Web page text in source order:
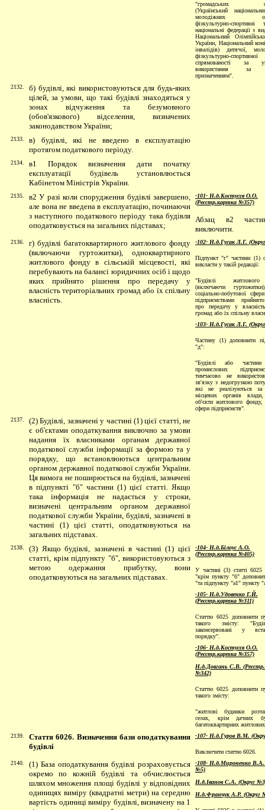
"громадських
(Український
молодіжних
фізкультурно-спортивні
національні федерації з
Національний
України, Національний
інвалідів) дитячої,
фізкультурно-спортивної
спрямованості за
використання за
призначенням".
2132.
б) будівлі, які використовуються для будь-яких
цілей, за умови, що такі будівлі знаходяться у
зонах відчуження та безумовного
(обов'язкового) відселення, визначених
законодавством України;
2133.
в) будівлі, які не введено в експлуатацію
протягом податкового періоду.
2134.
в1 Порядок визначення дати початку
експлуатації будівель установлюється
Кабінетом Міністрів України.
2135. в2 У разі коли спорудження будівлі завершено,
але вона не введена в експлуатацію, починаючи
з наступного податкового періоду така будівля
оподатковується на загальних підставах;
-101- Н.д.Костусєв О.О.
(Реєстр.картка №357)
Абзац в2
виключити.
2136.
г) будівлі багатоквартирного житлового фонду
(включаючи гуртожитки), одноквартирного
житлового фонду в сільській місцевості, які
перебувають на балансі юридичних осіб і щодо
яких прийнято рішення про передачу у
власність територіальних громад або їх спільну
власність.
-102- Н.д.Гусак Л.Г.
Підпункт "г" частини (1)
викласти у такій редакції:
"Будівлі
(включаючи
соціально-побутової
підприємствами
про передачу у
громад або їх спільну
-103- Н.д.Гусак Л.Г.
Частину (1) доповнити
"д":
"Будівлі або частини
промислових
тимчасово не
зв'язку з недогрузкою
які не реалізуються за
місцевих органів
об'єкти житлового фонду,
сфери підприємств".
2137.
(2) Будівлі, зазначені у частині (1) цієї статті, не
є об'єктами оподаткування виключно за умови
надання їх власниками органам державної
податкової служби інформації за формою та у
порядку, що встановлюються центральним
органом державної податкової служби України.
Ця вимога не поширюється на будівлі, зазначені
в підпункті "б" частини (1) цієї статті. Якщо
така інформація не надається у строки,
визначені центральним органом державної
податкової служби України, будівлі, зазначені в
частині (1) цієї статті, оподатковуються на
загальних підставах.
2138.
(3) Якщо будівлі, зазначені в частині (1) цієї
статті, крім підпункту "б", використовуються з
метою одержання прибутку, вони
оподатковуються на загальних підставах.
-104- Н.д.Білоус А.О.
(Реєстр.картка №405)
У частині (3) статті 6025
"крім пункту "б"
"та підпункту "а1" пункту
-105- Н.д.Удовенко Г.Й.
(Реєстр.картка №311)
Статтю 6025 доповнити
такого змісту:
законсервовані у
порядку".
-106- Н.д.Костусєв О.О.
(Реєстр.картка №357)
Н.д.Довгань С.В.
№342)
Статтю 6025 доповнити
такого змісту:
"житлові будинки
селах, крім дачних
багатоквартирних
2139.
Стаття 6026. Визначення бази оподаткування
будівлі
-107- Н.д.Гуров В.М.
Виключити статтю 6026.
2140.
(1) База оподаткування будівлі розраховується
окремо по кожній будівлі та обчислюється
шляхом множення площі будівлі у відповідних
одиницях виміру (квадратні метри) на середню
вартість одиниці виміру будівлі, визначену на 1
-108- Н.д.Мироненко В.А.
№5)
Н.д.Іванов С.А. (Округ
Н.д.Франчук А.Р. (Округ